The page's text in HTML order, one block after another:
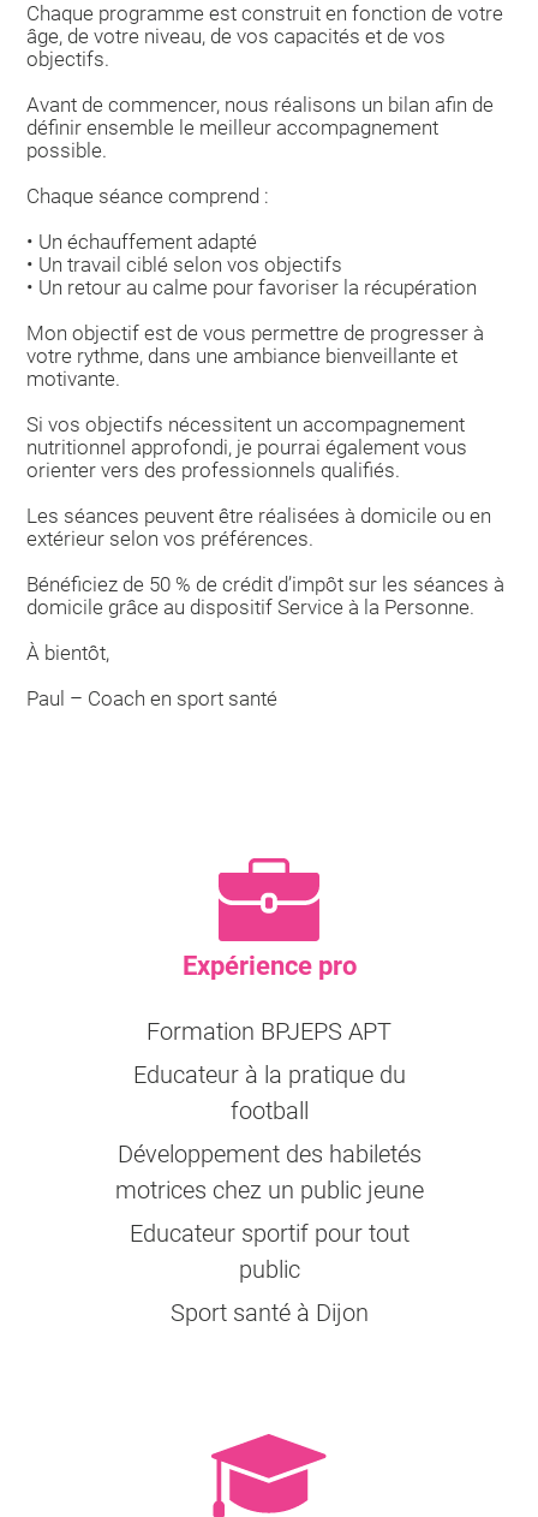
Chaque programme est construit en fonction de votre
âge, de votre niveau, de vos capacités et de vos
objectifs.
Avant de commencer, nous réalisons un bilan afin de
définir ensemble le meilleur accompagnement
possible.
Chaque séance comprend :
• Un échauffement adapté
• Un travail ciblé selon vos objectifs
• Un retour au calme pour favoriser la récupération
Mon objectif est de vous permettre de progresser à
votre rythme, dans une ambiance bienveillante et
motivante.
Si vos objectifs nécessitent un accompagnement
nutritionnel approfondi, je pourrai également vous
orienter vers des professionnels qualifiés.
Les séances peuvent être réalisées à domicile ou en
extérieur selon vos préférences.
Bénéficiez de 50 % de crédit d’impôt sur les séances à
domicile grâce au dispositif Service à la Personne.
À bientôt,
Paul – Coach en sport santé
Expérience pro
Formation BPJEPS APT
Educateur à la pratique du
football
Développement des habiletés
motrices chez un public jeune
Educateur sportif pour tout
public
Sport santé à Dijon